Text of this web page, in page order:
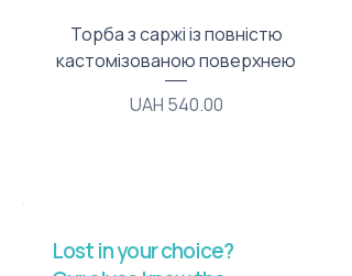
Торба з саржі із повністю
кастомізованою поверхнею
Price
UAH 540.00
Lost in your choice?